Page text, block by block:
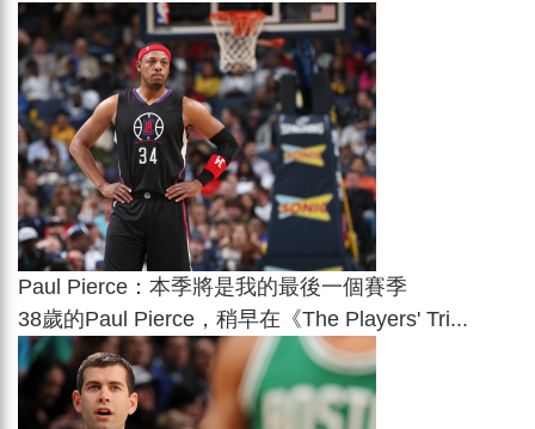
Paul Pierce：本季將是我的最後一個賽季
38歲的Paul Pierce，稍早在《The Players' Tri...